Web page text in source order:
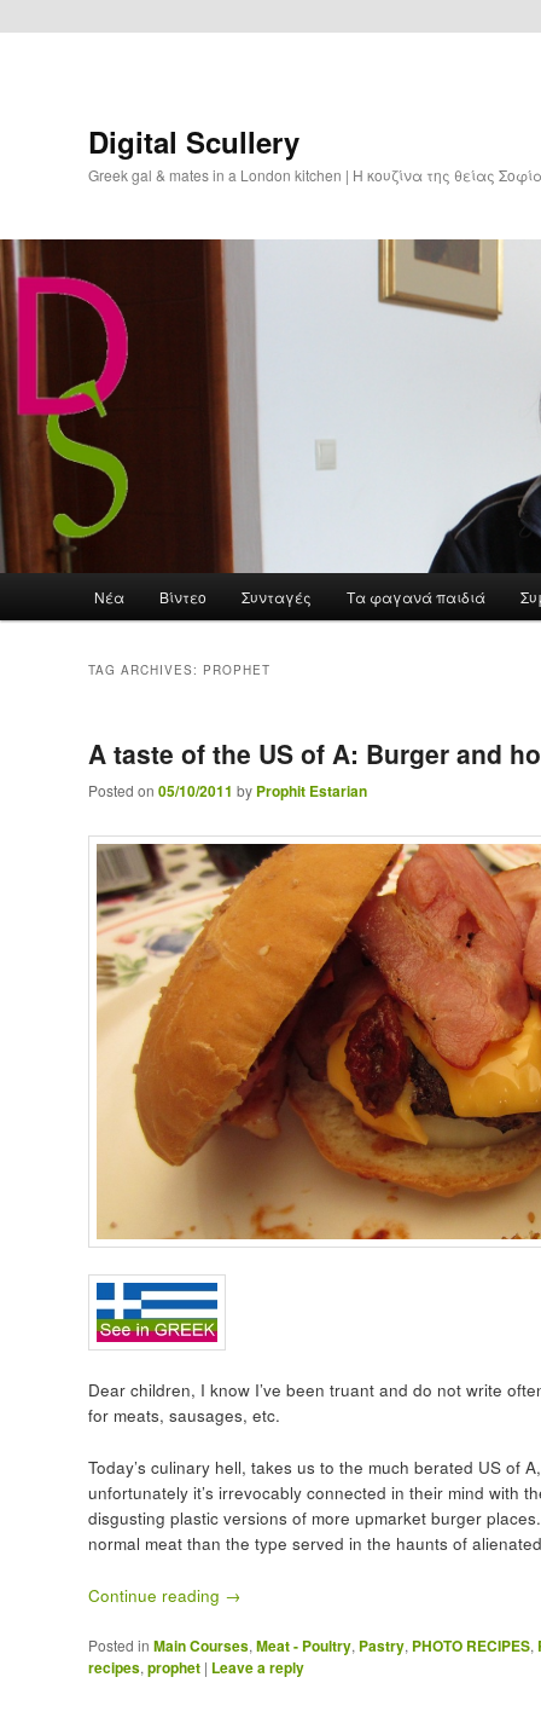
Digital Scullery
Greek gal & mates in a London kitchen | Η κουζίνα της θείας
Skip to primary content
Skip to secondary content
Νέα Βίντεο Συνταγές Τα φαγανά παιδιά
TAG ARCHIVES: PROPHET
A taste of the US of A: Burger and
Posted on 05/10/2011 by Prophit Estarian
Dear children, I know I’ve been truant and do not write
for meats, sausages, etc.
Today’s culinary hell, takes us to the much berated US of
unfortunately it’s irrevocably connected in their mind with
disgusting plastic versions of more upmarket burger
normal meat than the type served in the haunts of
Continue reading →
Posted in Main Courses, Meat - Poultry, Pastry, PHOTO RECIPES,
recipes, prophet | Leave a reply